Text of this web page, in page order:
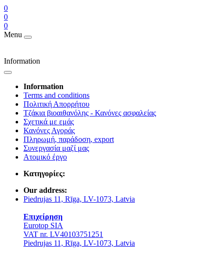
0
0
0
Menu
Information
Information
Terms and conditions
Πολιτική Απορρήτου
Τζάκια βιοαιθανόλης - Κανόνες ασφαλείας
Σχετικά με εμάς
Κανόνες Αγοράς
Πληρωμή, παράδοση, export
Συνεργασία μαζί μας
Ατομικό έργο
Κατηγορίες:
Our address:
Piedrujas 11, Rīga, LV-1073, Latvia
Επιχείρηση
Eurotop SIA
VAT nr. LV40103751251
Piedrujas 11, Rīga, LV-1073, Latvia